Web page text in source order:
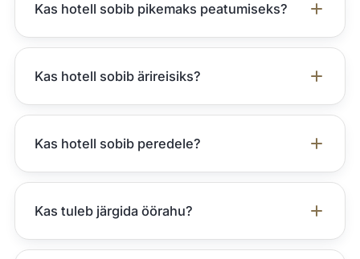
Kas hotell sobib pikemaks peatumiseks?
Kas hotell sobib ärireisiks?
Kas hotell sobib peredele?
Kas tuleb järgida öörahu?